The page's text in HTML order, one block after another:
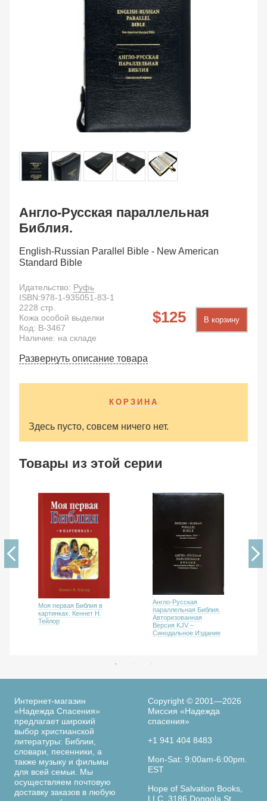
Англо-Русская параллельная
Библия.
English-Russian Parallel Bible - New American
Standard Bible
Идательство: Руфь
125 В корзину
ISBN:978-1-935051-83-1
2228 стр.
Кожа особой выделки
Код: B-3467
Наличие: на складе
Развернуть описание товара
КОРЗИНА
Здесь пусто, совсем ничего нет.
Товары из этой серии
Моя первая Библия в
картинках. Кеннет Н.
Тейлор
Англо-Русская
параллельная Библия.
Авторизованная
Версия KJV –
Cинодальное Издание
Интернет-магазин
«Надежда Спасения»
предлагает широкий
выбор христианской
литературы: Библии,
словари, песенники, а
также музыку и фильмы
для всей семьи. Мы
осуществляем почтовую
доставку заказов в любую
Copyright © 2001—2026
Миссия «Надежда
спасения»
+1 941 404 8483
Mon-Sat: 9:00am-6:00pm.
EST
Hope of Salvation Books,
LLC. 3186 Dongola St.